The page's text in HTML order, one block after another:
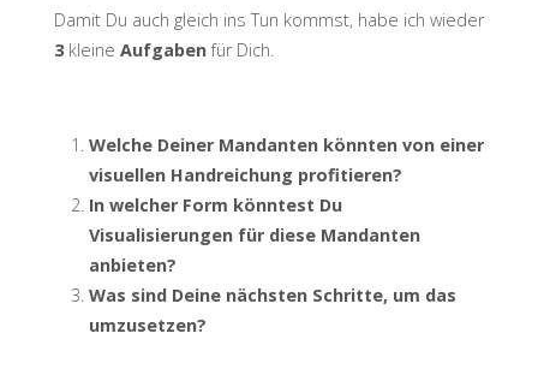
Damit Du auch gleich ins Tun kommst, habe ich wieder
3kleine Aufgabenfür Dich.
Welche Deiner Mandanten könnten von einer
visuellen Handreichung profitieren?
In welcher Form könntest Du
Visualisierungen für diese Mandanten
anbieten?
Was sind Deine nächsten Schritte, um das
umzusetzen?